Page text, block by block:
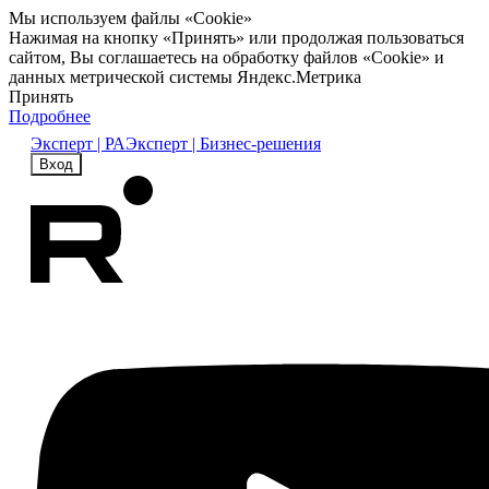
Мы используем файлы «Cookie»
Нажимая на кнопку «Принять» или продолжая пользоваться
сайтом, Вы соглашаетесь на обработку файлов «Cookie» и
данных метрической системы Яндекс.Метрика
Принять
Подробнее
Эксперт | РАЭксперт | Бизнес-решения
Вход